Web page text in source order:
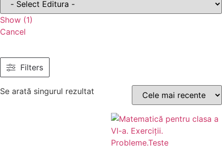
Show (1)
Cancel
Filters
Se arată singurul rezultat